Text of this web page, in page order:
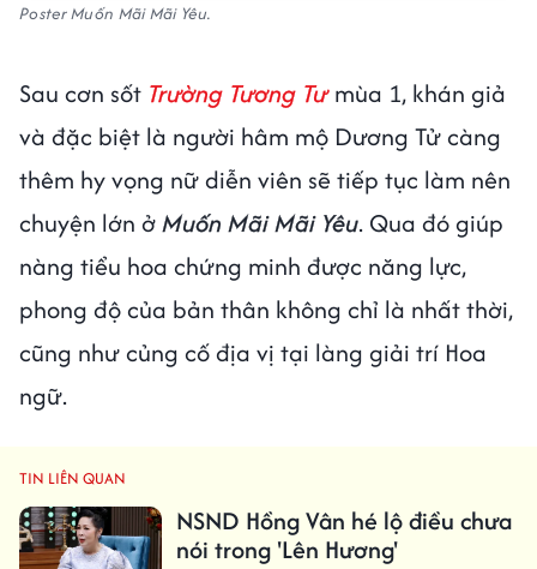
Poster Muốn Mãi Mãi Yêu.
Sau cơn sốt Trường Tương Tưmùa 1, khán giả
và đặc biệt là người hâm mộ Dương Tử càng
thêm hy vọng nữ diễn viên sẽ tiếp tục làm nên
chuyện lớn ởMuốn Mãi Mãi Yêu. Qua đó giúp
nàng tiểu hoa chứng minh được năng lực,
phong độ của bản thân không chỉ là nhất thời,
cũng như củng cố địa vị tại làng giải trí Hoa
ngữ.
TIN LIÊN QUAN
NSND Hồng Vân hé lộ điều chưa
nói trong 'Lên Hương'